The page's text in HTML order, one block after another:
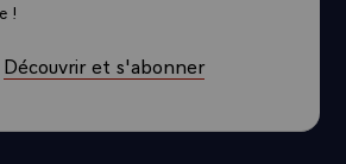
!
Découvrir et s'abonner